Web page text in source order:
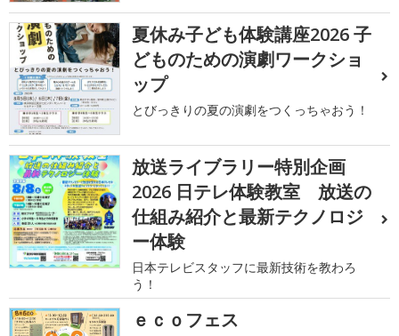
夏休み子ども体験講座2026 子
どものための演劇ワークショ
ップ
とびっきりの夏の演劇をつくっちゃおう！
放送ライブラリー特別企画
2026 日テレ体験教室 放送の
仕組み紹介と最新テクノロジ
ー体験
日本テレビスタッフに最新技術を教わろ
う！
ｅｃｏフェス